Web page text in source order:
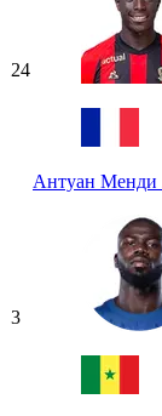
24
Антуан Менди
3